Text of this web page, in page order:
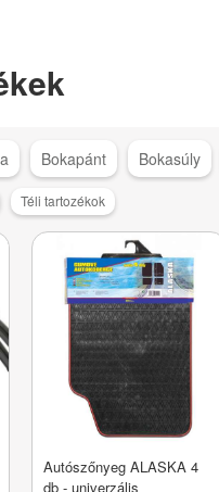
Bokapánt Bokasúly
Téli tartozékok
Autószőnyeg ALASKA 4
db - univerzális